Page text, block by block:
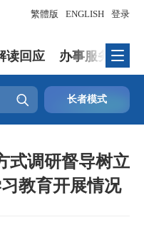
登录
繁體版 ENGLISH
读回应 办事服务
 长者模式
式调研督导树立
教育开展情况